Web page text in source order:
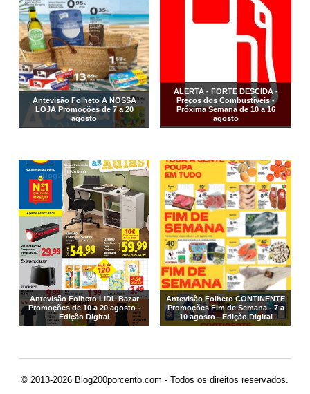
Antevisão Folheto A NOSSA
LOJA Promoções de 7 a 20
agosto
ALERTA - FORTE DESCIDA -
Preços dos Combustíveis -
Próxima Semana de 10 a 16
agosto
Antevisão Folheto LIDL Bazar
Promoções de 10 a 20 agosto -
Edição Digital
Antevisão Folheto CONTINENTE
Promoções Fim de Semana - 7 a
10 agosto - Edição Digital
© 2013-2026 Blog200porcento.com - Todos os direitos reservados.